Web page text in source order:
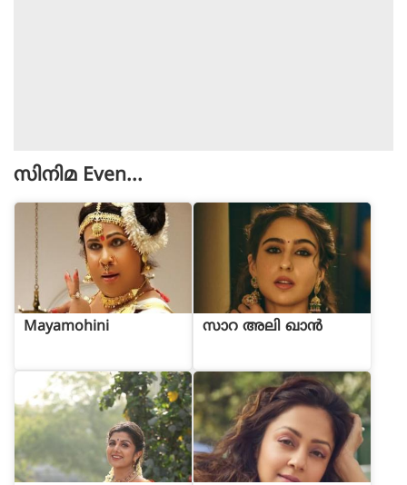
സിനിമ Even...
Mayamohini സാറ അലി ഖാൻ